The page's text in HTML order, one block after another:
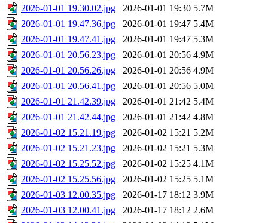
2026-01-01 19.30.02.jpg
2026-01-01 19:30 5.7M
2026-01-01 19.47.36.jpg
2026-01-01 19:47 5.4M
2026-01-01 19.47.41.jpg
2026-01-01 19:47 5.3M
2026-01-01 20.56.23.jpg
2026-01-01 20:56 4.9M
2026-01-01 20.56.26.jpg
2026-01-01 20:56 4.9M
2026-01-01 20.56.41.jpg
2026-01-01 20:56 5.0M
2026-01-01 21.42.39.jpg
2026-01-01 21:42 5.4M
2026-01-01 21.42.44.jpg
2026-01-01 21:42 4.8M
2026-01-02 15.21.19.jpg
2026-01-02 15:21 5.2M
2026-01-02 15.21.23.jpg
2026-01-02 15:21 5.3M
2026-01-02 15.25.52.jpg
2026-01-02 15:25 4.1M
2026-01-02 15.25.56.jpg
2026-01-02 15:25 5.1M
2026-01-03 12.00.35.jpg
2026-01-17 18:12 3.9M
2026-01-03 12.00.41.jpg
2026-01-17 18:12 2.6M